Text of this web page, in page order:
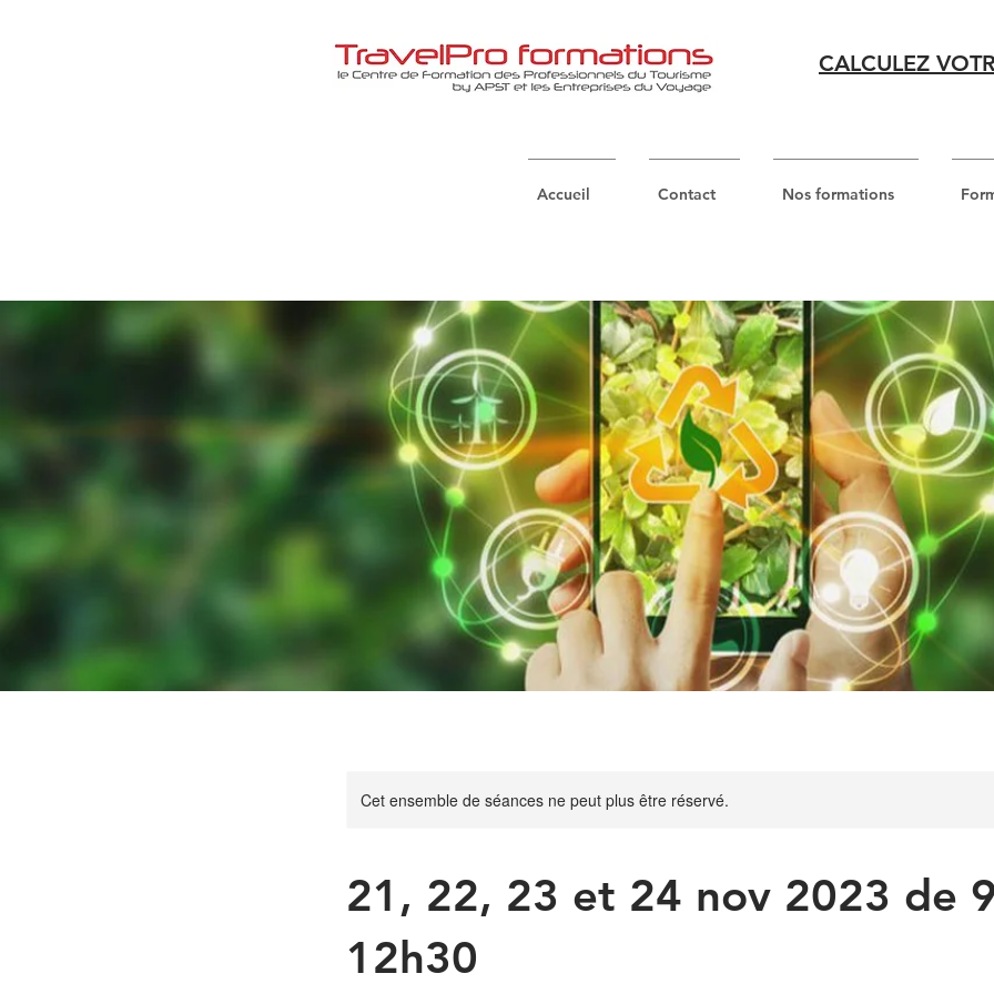
CALCULEZ
Accueil Contact Nos formations
Cet ensemble de séances ne peut plus être réservé.
21, 22, 23 et 24 nov 2023 de
12h30